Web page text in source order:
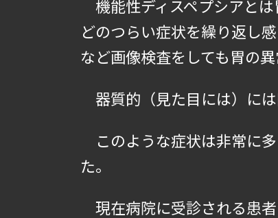
機能性ディスペプシアと
どのつらい症状を繰り返し
など画像検査をしても胃の
器質的（見た目には）には
このような症状は非常に
た。
現在病院に受診される患